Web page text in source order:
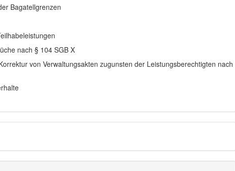
Bagatellgrenzen
nach § 104 SGB X
von Verwaltungsakten zugunsten der Leistungsberechtigten nach